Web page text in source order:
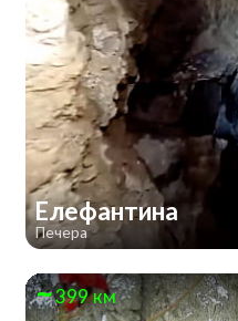
Елефантина
Печера
399 км